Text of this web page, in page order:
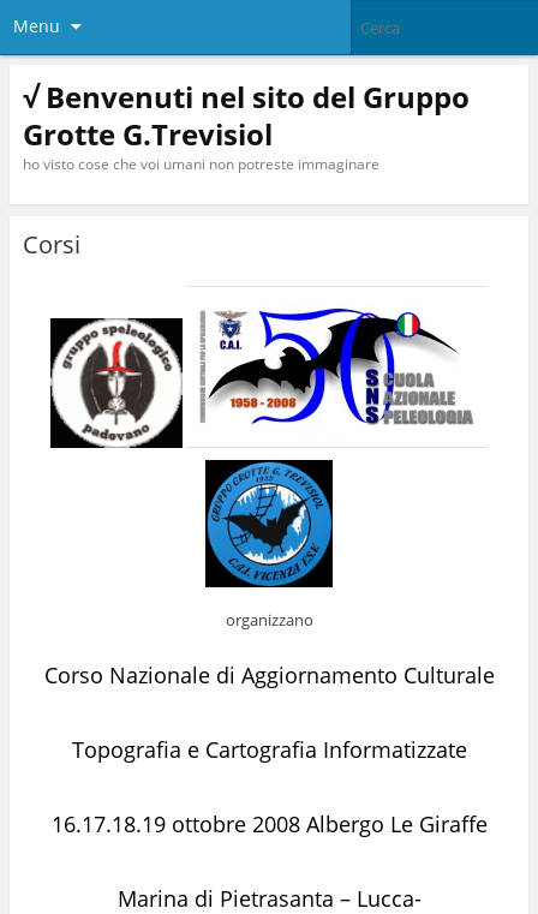
Menu
√ Benvenuti nel sito del Gruppo
Grotte G.Trevisiol
ho visto cose che voi umani non potreste immaginare
Corsi
organizzano
Corso Nazionale di Aggiornamento Culturale
Topografia e Cartografia Informatizzate
16.17.18.19 ottobre 2008 Albergo Le Giraffe
Marina di Pietrasanta – Lucca-